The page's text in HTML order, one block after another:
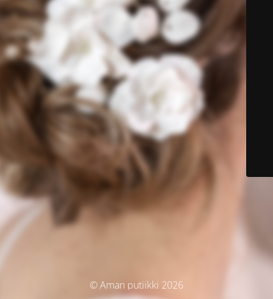
© Aman putiikki 2026